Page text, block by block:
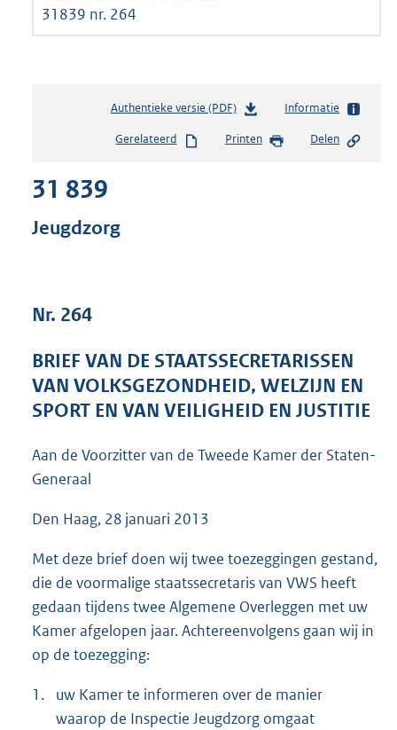
31839 nr. 264
Authentieke versie (PDF)b
s
e
5
b
Informatie
Gerelateerd Printen Delen
31 839
Jeugdzorg
Nr. 264
BRIEF VAN DE STAATSSECRETARISSEN
VAN VOLKSGEZONDHEID, WELZIJN EN
SPORT EN VAN VEILIGHEID EN JUSTITIE
Aan de Voorzitter van de Tweede Kamer der Staten-
Generaal
Den Haag, 28 januari 2013
Met deze brief doen wij twee toezeggingen gestand,
die de voormalige staatssecretaris van VWS heeft
gedaan tijdens twee Algemene Overleggen met uw
Kamer afgelopen jaar. Achtereenvolgens gaan wij in
op de toezegging:
1.
uw Kamer te informeren over de manier
waarop de Inspectie Jeugdzorg omgaat